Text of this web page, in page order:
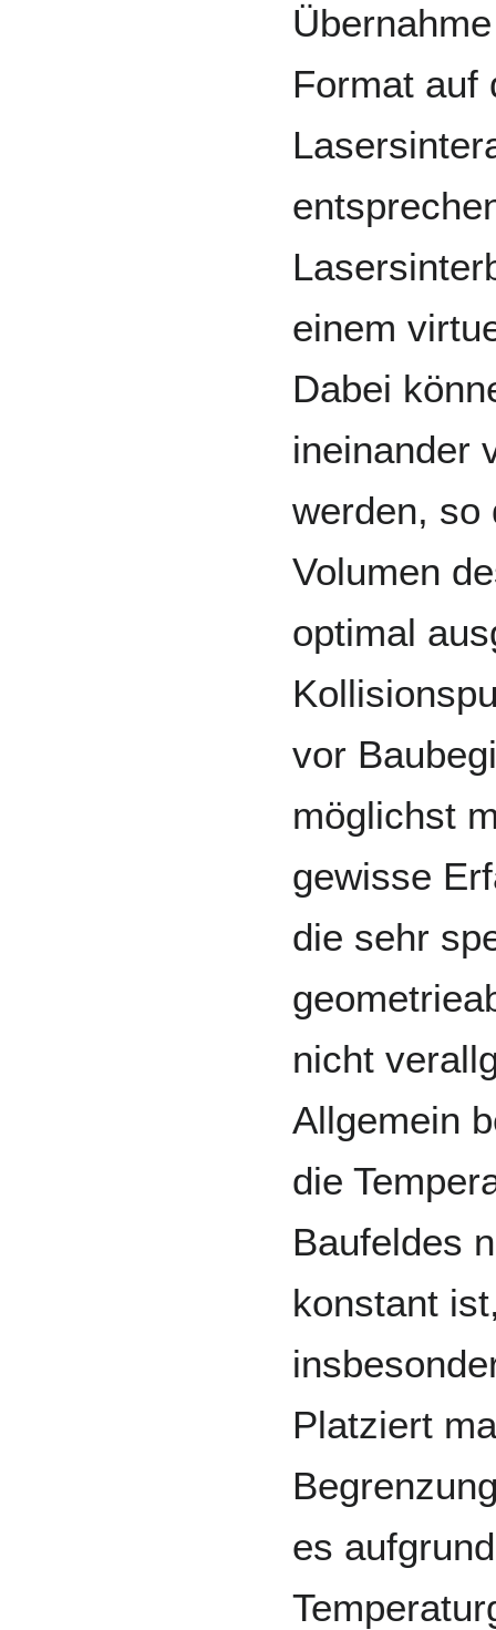
Format auf
einem
Dabei
ineinander
werden, so
Volumen
optimal
vor
möglichst
gewisse
die sehr
nicht
Allgemein
die
Baufeldes
konstant
Platziert
es